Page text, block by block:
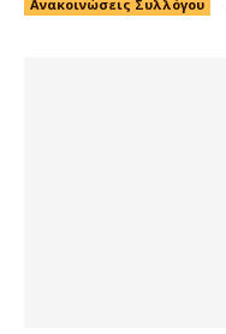
Ανακοινώσεις Συλλόγου